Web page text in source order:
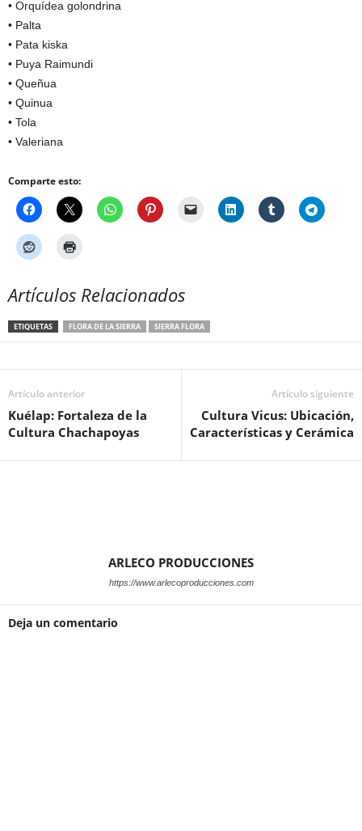
• Orquídea golondrina
• Palta
• Pata kiska
• Puya Raimundi
• Queñua
• Quinua
• Tola
• Valeriana
Comparte esto:
Artículos Relacionados
ETIQUETAS FLORA DE LA SIERRA SIERRA FLORA
Artículo anterior
Kuélap: Fortaleza de la
Cultura Chachapoyas
Artículo siguiente
Cultura Vicus: Ubicación,
Características y Cerámica
ARLECO PRODUCCIONES
https://www.arlecoproducciones.com
Deja un comentario